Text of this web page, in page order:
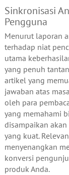
Sinkronisasi
Pengguna
Menurut laporan
terhadap niat
utama
yang penuh
artikel yang
jawaban atas
oleh para
yang memahami
disampaikan
yang kuat.
menyenangkan
konversi
produk Anda.